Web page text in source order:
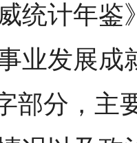
统计年鉴
业发展成
部分，主